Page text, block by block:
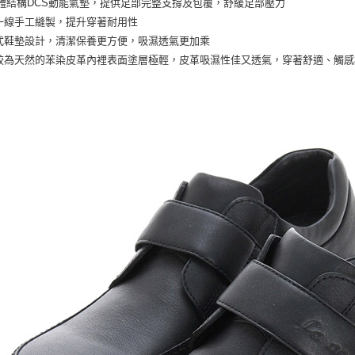
結構DCS動能氣墊，提供足部完整支撐及包覆，舒緩足部壓力
線手工縫製，提升穿著耐用性
鞋墊設計，清潔保養更方便，吸濕透氣更加乘
為天然的苯染皮革內裡表面塗層極輕，皮革吸濕性佳又透氣，穿著舒適、觸